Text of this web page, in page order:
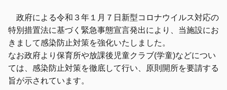
政府による令和３年１月７日新型コロナウイルス対応の
特別措置法に基づく緊急事態宣言発出により、当施設にお
きまして感染防止対策を強化いたしました。
なお政府より保育所や放課後児童クラブ(学童)などについ
ては、感染防止対策を徹底して行い、原則開所を要請する
旨が示されています。